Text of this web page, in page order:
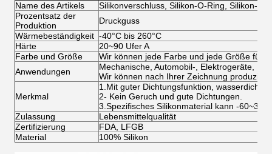
Name des Artikels
Silikonverschluss, Silikon-O-Ring, Silikon-
Prozentsatz der
Produktion
Druckguss
Wärmebeständigkeit -40°C bis 260°C
Härte
20~90 Ufer A
Farbe und Größe
Wir können jede Farbe und jede Größe für
Anwendungen
Mechanische, Automobil-, Elektrogeräte,
Wir können nach Ihrer Zeichnung
Merkmal
1.Mit guter Dichtungsfunktion,
2- Kein Geruch und gute Dichtungen.
3.Spezifisches Silikonmaterial kann -
Zulassung
Lebensmittelqualität
Zertifizierung
FDA, LFGB
Material
100% Silikon